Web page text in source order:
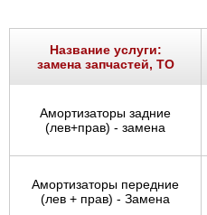
Название услуги:
замена запчастей, ТО
Амортизаторы задние
(лев+прав) - замена
Амортизаторы передние
(лев + прав) - Замена